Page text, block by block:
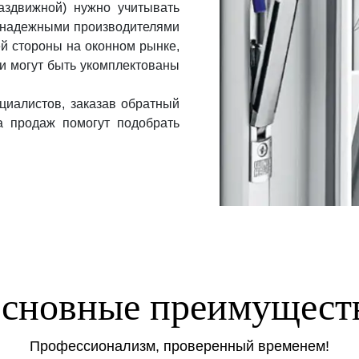
нужно учитывать
производителями
стороны на оконном рынке,
могут быть укомплектованы
заказав обратный
продаж помогут подобрать
Профессионализм, проверенный временем!